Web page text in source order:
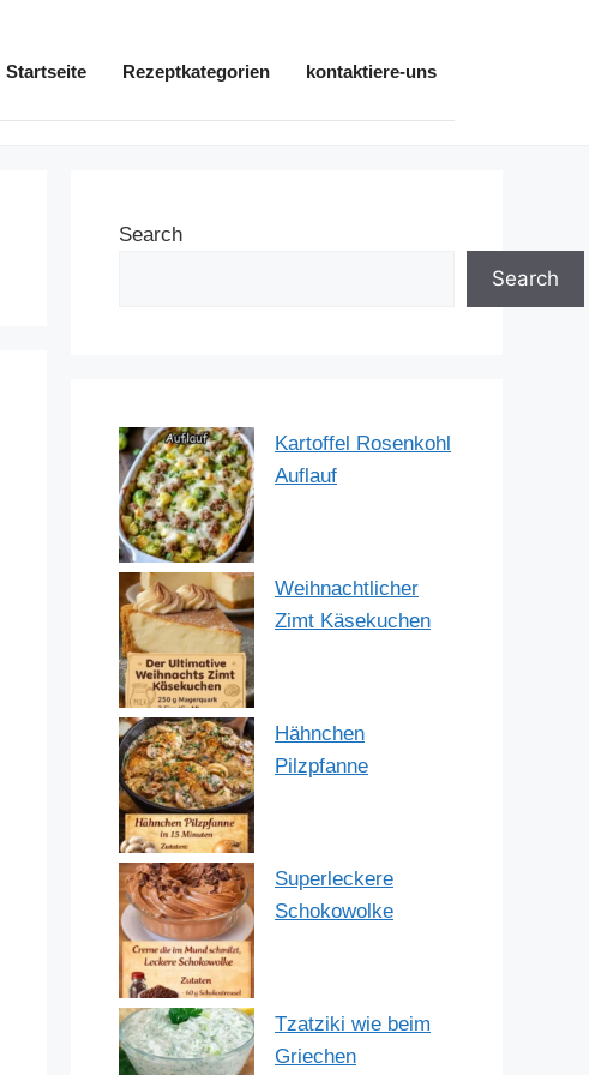
Startseite Rezeptkategorien kontaktiere-uns
Search
Search
Kartoffel Rosenkohl
Auflauf
Weihnachtlicher
Zimt Käsekuchen
Hähnchen
Pilzpfanne
Superleckere
Schokowolke
Tzatziki wie beim
Griechen